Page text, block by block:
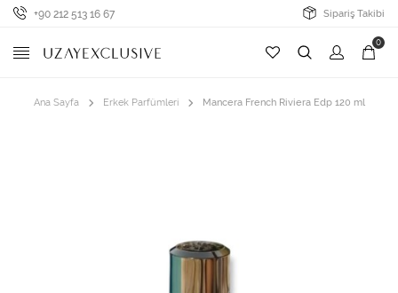
+90 212 513 16 67 Sipariş Takibi
0
Ana Sayfa Erkek Parfümleri Mancera French Riviera Edp 120 ml